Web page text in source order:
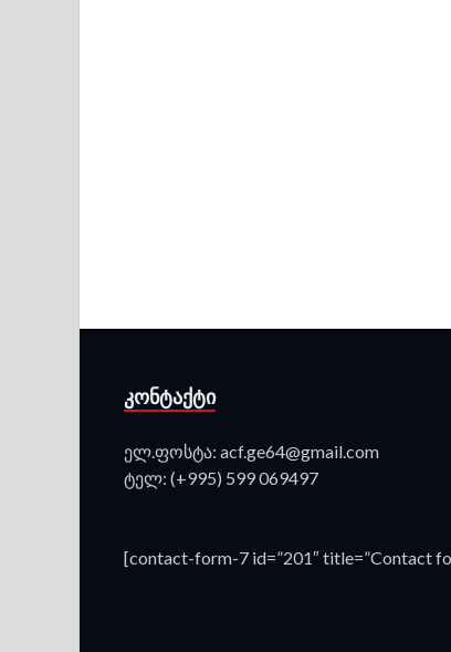
ᲙᲝᲜᲢᲐᲥᲢᲘ
ელ.ფოსტა: acf.ge64@gmail.com
ტელ: (+995) 599 069497
[contact-form-7 id=”201″ title=”Contact